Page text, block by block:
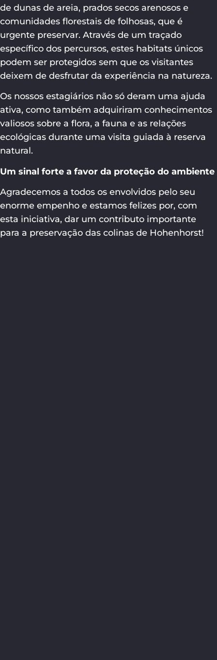
de dunas de areia, prados secos arenosos e
comunidades florestais de folhosas, que é
urgente preservar. Através de um traçado
específico dos percursos, estes habitats únicos
podem ser protegidos sem que os visitantes
deixem de desfrutar da experiência na natureza.
Os nossos estagiários não só deram uma ajuda
ativa, como também adquiriram conhecimentos
valiosos sobre a flora, a fauna e as relações
ecológicas durante uma visita guiada à reserva
natural.
Um sinal forte a favor da proteção do ambiente
Agradecemos a todos os envolvidos pelo seu
enorme empenho e estamos felizes por, com
esta iniciativa, dar um contributo importante
para a preservação das colinas de Hohenhorst!